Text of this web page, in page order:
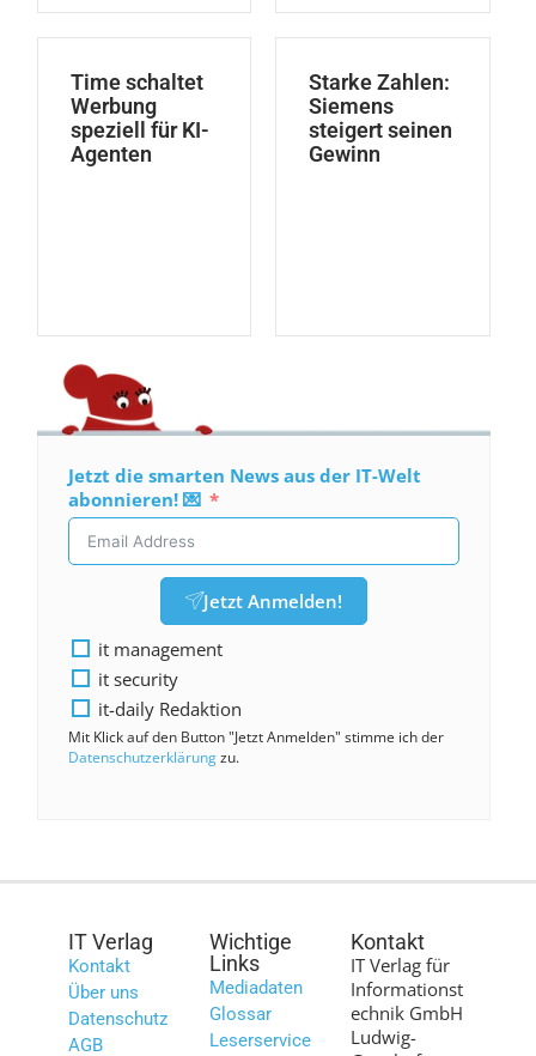
Time schaltet
Werbung
speziell für KI-
Agenten
Starke Zahlen:
Siemens
steigert seinen
Gewinn
Jetzt die smarten News aus der IT-Welt
abonnieren! 💌
Jetzt Anmelden!
it management
it security
it-daily Redaktion
Mit Klick auf den Button "Jetzt Anmelden" stimme ich der
Datenschutzerklärungzu.
IT Verlag
Kontakt
Über uns
Datenschutz
AGB
Wichtige
Links
Mediadaten
Glossar
Leserservice
Kontakt
IT Verlag für
Informationst
echnik GmbH
Ludwig-